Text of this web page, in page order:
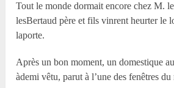
Tout le monde dormait encore chez M.
lesBertaud père et fils vinrent heurter le
laporte.
Après un bon moment, un domestique
àdemi vêtu, parut à l’une des fenêtres du